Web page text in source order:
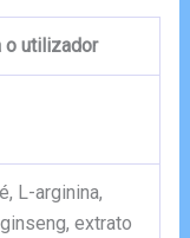
o utilizador
L-arginina,
extrato